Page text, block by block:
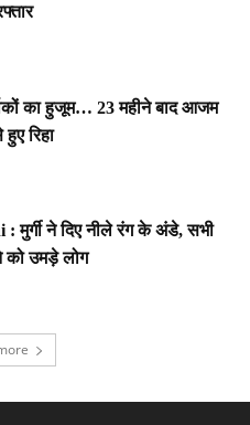
का हुजूम… 23 महीने बाद आजम
रिहा
मुर्गी ने दिए नीले रंग के अंडे, सभी
को उमड़े लोग